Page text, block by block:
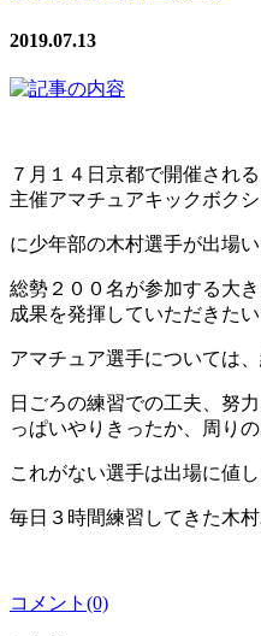
2019.07.13
７月１４日京都で開催され
主催アマチュアキックボクシ
に少年部の木村選手が出場い
総勢２００名が参加する大
成果を発揮していただきたい
アマチュア選手については
日ごろの練習での工夫、努
っぱいやりきったか、周り
これがない選手は出場に値し
毎日３時間練習してきた木
コメント(0)